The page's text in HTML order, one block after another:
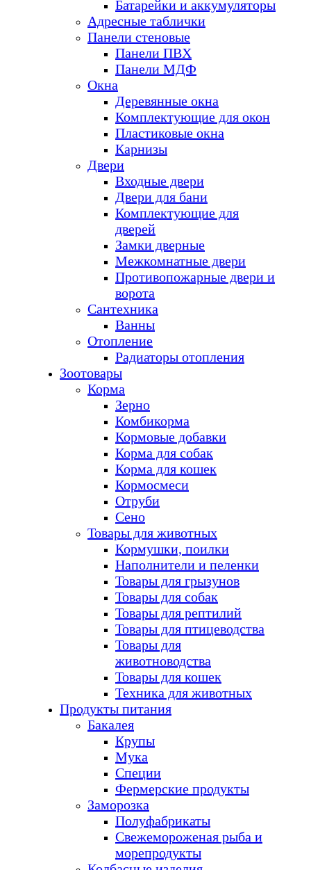
Батарейки и аккумуляторы
Адресные таблички
Панели стеновые
Панели ПВХ
Панели МДФ
Окна
Деревянные окна
Комплектующие для окон
Пластиковые окна
Карнизы
Двери
Входные двери
Двери для бани
Комплектующие для
дверей
Замки дверные
Межкомнатные двери
Противопожарные двери и
ворота
Сантехника
Ванны
Отопление
Радиаторы отопления
Зоотовары
Корма
Зерно
Комбикорма
Кормовые добавки
Корма для собак
Корма для кошек
Кормосмеси
Отруби
Сено
Товары для животных
Кормушки, поилки
Наполнители и пеленки
Товары для грызунов
Товары для собак
Товары для рептилий
Товары для птицеводства
Товары для
животноводства
Товары для кошек
Техника для животных
Продукты питания
Бакалея
Крупы
Мука
Специи
Фермерские продукты
Заморозка
Полуфабрикаты
Свежемороженая рыба и
морепродукты